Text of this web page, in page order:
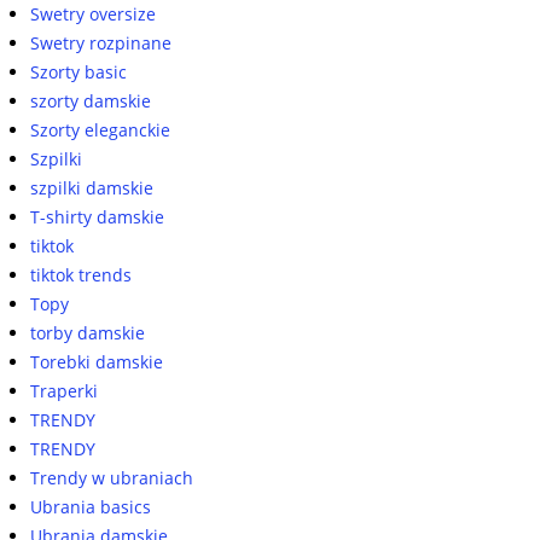
Swetry oversize
Swetry rozpinane
Szorty basic
szorty damskie
Szorty eleganckie
Szpilki
szpilki damskie
T-shirty damskie
tiktok
tiktok trends
Topy
torby damskie
Torebki damskie
Traperki
TRENDY
TRENDY
Trendy w ubraniach
Ubrania basics